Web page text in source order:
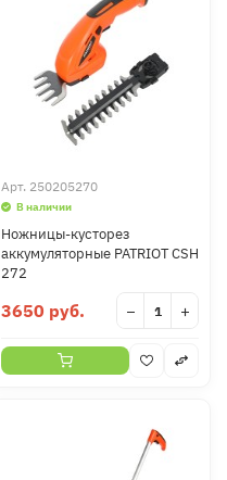
Арт. 250205270
В наличии
Ножницы-кусторез
аккумуляторные PATRIOT CSH
272
3650 руб. − +